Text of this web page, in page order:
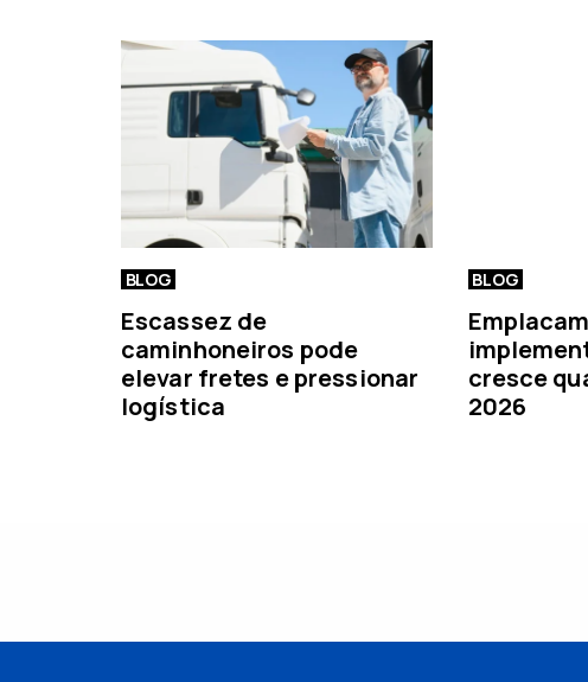
e
i
BLOG
Escassez de
caminhoneiros pode
elevar fretes e pressionar
logística
BLOG
cresce
2026